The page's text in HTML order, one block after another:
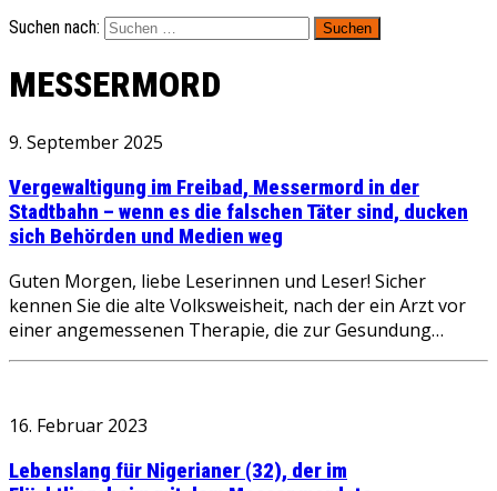
Suchen nach:
MESSERMORD
9. September 2025
Vergewaltigung im Freibad, Messermord in der
Stadtbahn – wenn es die falschen Täter sind, ducken
sich Behörden und Medien weg
Guten Morgen, liebe Leserinnen und Leser! Sicher
kennen Sie die alte Volksweisheit, nach der ein Arzt vor
einer angemessenen Therapie, die zur Gesundung…
16. Februar 2023
Lebenslang für Nigerianer (32), der im